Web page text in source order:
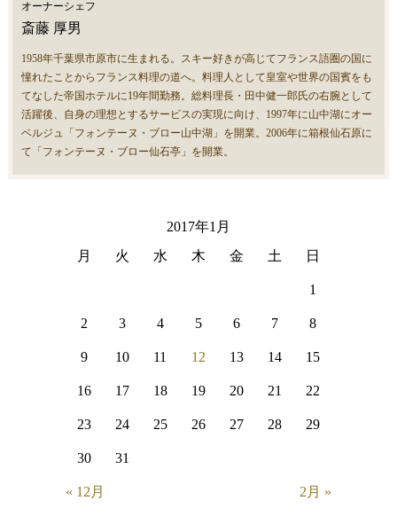
オーナーシェフ
斎藤 厚男
1958年千葉県市原市に生まれる。スキー好きが高じてフランス語圏の国に
憧れたことからフランス料理の道へ。料理人として皇室や世界の国賓をも
てなした帝国ホテルに19年間勤務。総料理長・田中健一郎氏の右腕として
活躍後、自身の理想とするサービスの実現に向け、1997年に山中湖にオー
ベルジュ「フォンテーヌ・ブロー山中湖」を開業。2006年に箱根仙石原に
て「フォンテーヌ・ブロー仙石亭」を開業。
2017年1月
月
火 水 木 金 土 日
« 12月 2月 »
1
2 3 4 5 6 7 8
9 10 11 12 13 14 15
16 17 18 19 20 21 22
23 24 25 26 27 28 29
30 31